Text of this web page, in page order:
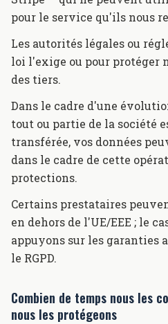
pour le service qu'ils nous
Les autorités légales ou
loi l'exige ou pour protéger
des tiers.
Dans le cadre d'une
tout ou partie de la société
transférée, vos données
dans le cadre de cette
protections.
Certains prestataires
en dehors de l'UE/EEE ; le
appuyons sur les garanties
le RGPD.
Combien de temps nous les
nous les protégeons